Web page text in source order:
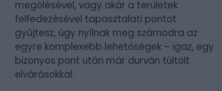
megölésével, vagy akár a területek
felfedezésével tapasztalati pontot
gyűjtesz, úgy nyílnak meg számodra az
egyre komplexebb lehetőségek – igaz, egy
bizonyos pont után már durván túltolt
elvárásokkal.